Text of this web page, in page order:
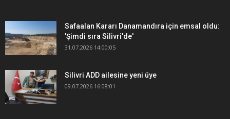
Safaalan Kararı Danamandıra için emsal oldu:
'Şimdi sıra Silivri'de'
31.07.2026 14:00:05
Silivri ADD ailesine yeni üye
09.07.2026 16:08:01